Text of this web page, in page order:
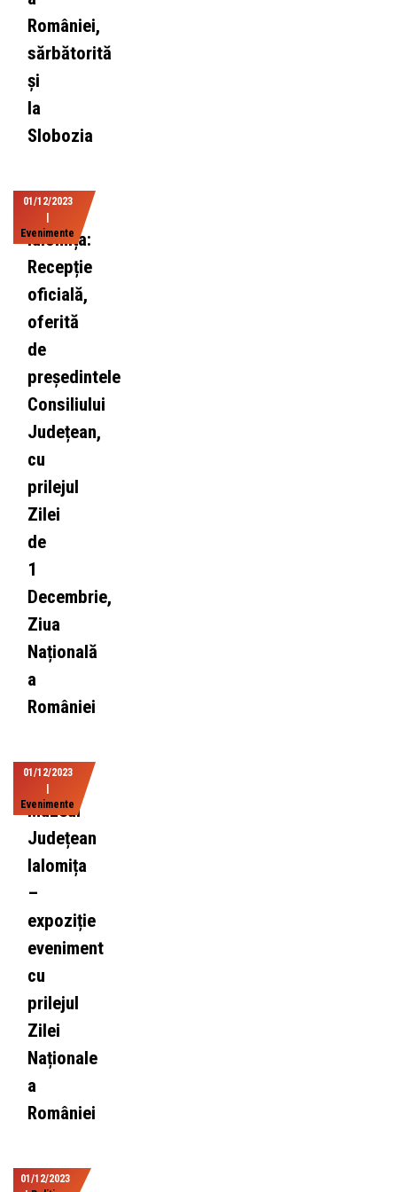
României,
sărbătorită
și
la
Slobozia
01/12/2023
Evenimente
Ialomița:
Recepție
oficială,
oferită
de
președintele
Consiliului
Județean,
cu
prilejul
Zilei
de
1
Decembrie,
Ziua
Națională
a
României
01/12/2023
Evenimente
Muzeul
Județean
Ialomița
–
expoziție
eveniment
cu
prilejul
Zilei
Naționale
a
României
01/12/2023